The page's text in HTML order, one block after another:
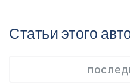
Статьи этого